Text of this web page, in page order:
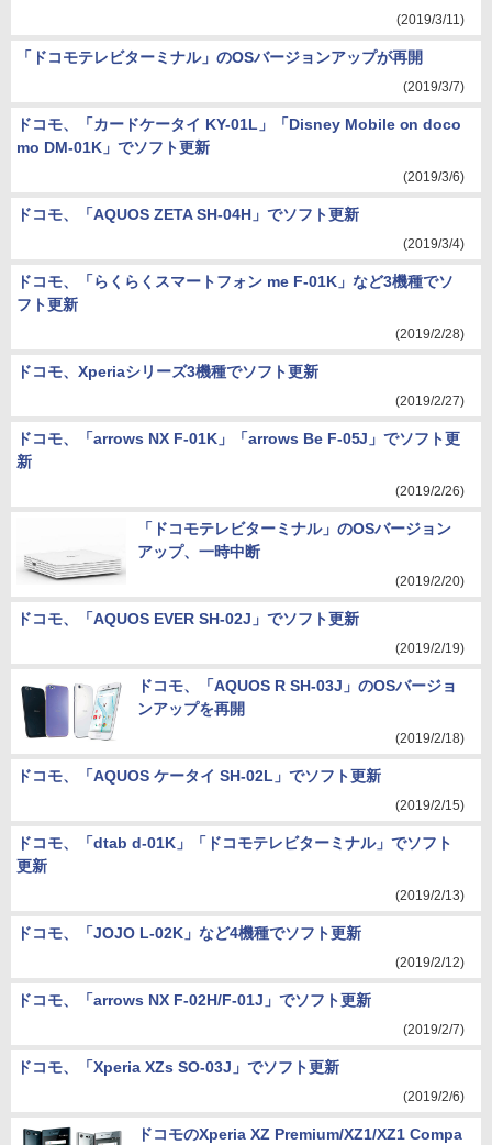
(2019/3/11)
「ドコモテレビターミナル」のOSバージョンアップが再開
(2019/3/7)
ドコモ、「カードケータイ KY-01L」「Disney Mobile on doco
mo DM-01K」でソフト更新
(2019/3/6)
ドコモ、「AQUOS ZETA SH-04H」でソフト更新
(2019/3/4)
ドコモ、「らくらくスマートフォン me F-01K」など3機種でソ
フト更新
(2019/2/28)
ドコモ、Xperiaシリーズ3機種でソフト更新
(2019/2/27)
ドコモ、「arrows NX F-01K」「arrows Be F-05J」でソフト更
新
(2019/2/26)
「ドコモテレビターミナル」のOSバージョン
アップ、一時中断
(2019/2/20)
ドコモ、「AQUOS EVER SH-02J」でソフト更新
(2019/2/19)
ドコモ、「AQUOS R SH-03J」のOSバージョ
ンアップを再開
(2019/2/18)
ドコモ、「AQUOS ケータイ SH-02L」でソフト更新
(2019/2/15)
ドコモ、「dtab d-01K」「ドコモテレビターミナル」でソフト
更新
(2019/2/13)
ドコモ、「JOJO L-02K」など4機種でソフト更新
(2019/2/12)
ドコモ、「arrows NX F-02H/F-01J」でソフト更新
(2019/2/7)
ドコモ、「Xperia XZs SO-03J」でソフト更新
(2019/2/6)
ドコモのXperia XZ Premium/XZ1/XZ1 Compa